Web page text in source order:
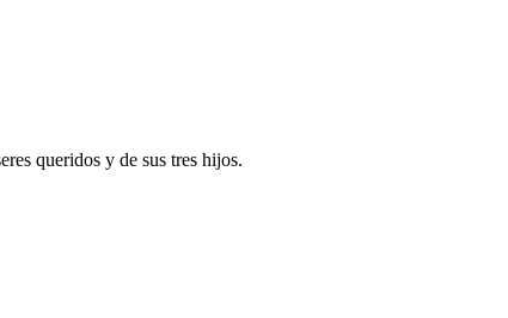
queridos y de sus tres hijos.